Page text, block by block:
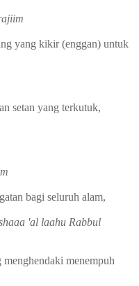
yang kikir (enggan) untuk
setan yang terkutuk,
bagi seluruh alam,
'al laahu Rabbul
menempuh